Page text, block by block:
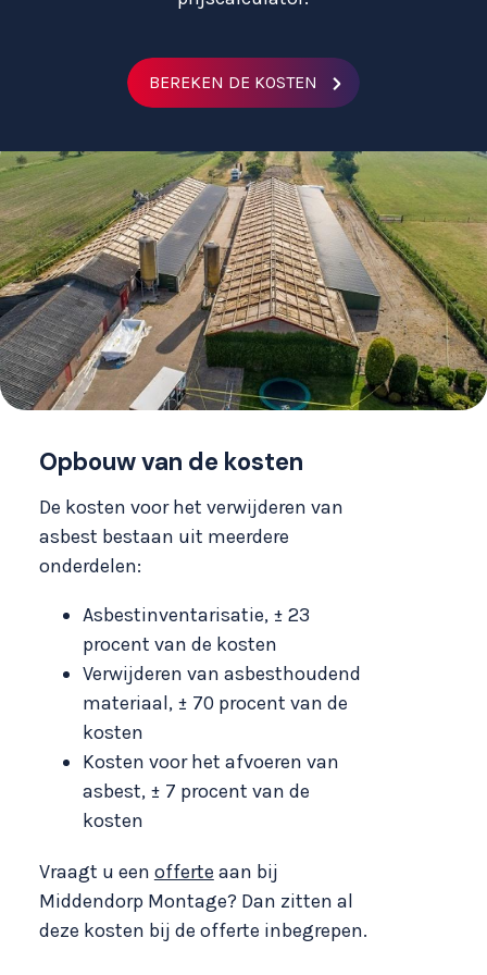
BEREKEN DE KOSTEN
Opbouw van de kosten
De kosten voor het verwijderen van
asbest bestaan uit meerdere
onderdelen:
Asbestinventarisatie, ± 23
procent van de kosten
Verwijderen van asbesthoudend
materiaal, ± 70 procent van de
kosten
Kosten voor het afvoeren van
asbest, ± 7 procent van de
kosten
Vraagt u een offerte aan bij
Middendorp Montage? Dan zitten al
deze kosten bij de offerte inbegrepen.